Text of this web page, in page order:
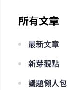
所有文章
最新文章
新芽觀點
議題懶人包